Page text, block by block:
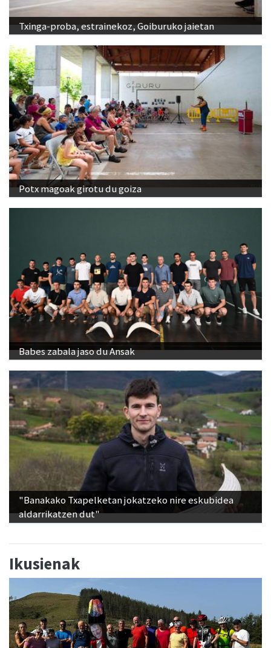
Txinga-proba, estrainekoz, Goiburuko jaietan
Potx magoak girotu du goiza
Babes zabala jaso du Ansak
"Banakako Txapelketan jokatzeko nire eskubidea
aldarrikatzen dut"
Ikusienak